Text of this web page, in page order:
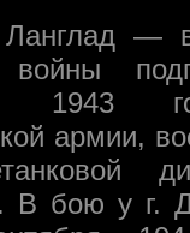
—
войны
1943
армии,
В бою у г.